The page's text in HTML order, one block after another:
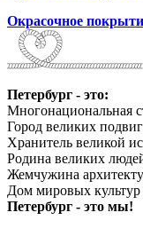
Окрасочное
Петербург - это:
Многонациональная
Город великих
Хранитель великой
Родина великих
Жемчужина
Дом мировых
Петербург - это мы!